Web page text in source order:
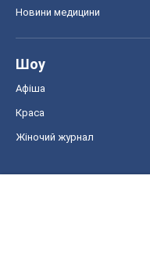
Новини медицини
Шоу
Афіша
Краса
Жіночий журнал